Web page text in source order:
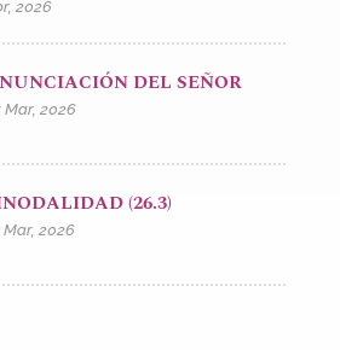
2026
DEL SEÑOR
Mar, 2026
(26.3)
Mar, 2026